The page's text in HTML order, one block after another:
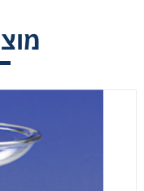
Plasticware